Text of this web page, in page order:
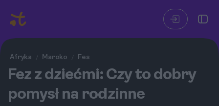
Afryka / Maroko / Fes
Fez z dziećmi: Czy to dobry
pomysł na rodzinne